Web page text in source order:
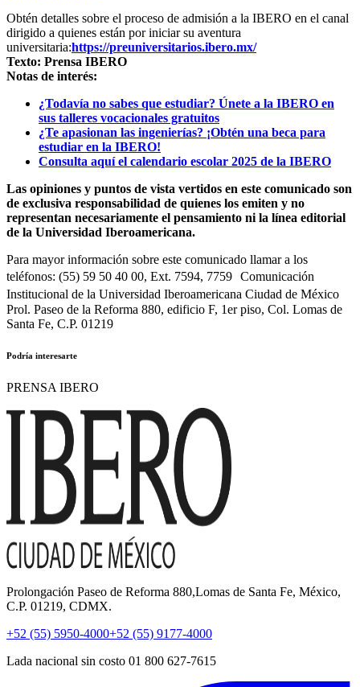
Obtén detalles sobre el proceso de admisión a la IBERO en el canal
dirigido a quienes están por iniciar su aventura
universitaria:https://preuniversitarios.ibero.mx/
Texto: Prensa IBERO
Notas de interés:
¿Todavía no sabes que estudiar? Únete a la IBERO en
sus talleres vocacionales gratuitos
¿Te apasionan las ingenierías? ¡Obtén una beca para
estudiar en la IBERO!
Consulta aquí el calendario escolar 2025 de la IBERO
Las opiniones y puntos de vista vertidos en este comunicado son
de exclusiva responsabilidad de quienes los emiten y no
representan necesariamente el pensamiento ni la línea editorial
de la Universidad Iberoamericana.
Para mayor información sobre este comunicado llamar a los
teléfonos: (55) 59 50 40 00, Ext. 7594, 7759 Comunicación
Institucional de la Universidad Iberoamericana Ciudad de México
Prol. Paseo de la Reforma 880, edificio F, 1er piso, Col. Lomas de
Santa Fe, C.P. 01219
Podría interesarte
PRENSA IBERO
Prolongación Paseo de Reforma 880,Lomas de Santa Fe, México,
C.P. 01219, CDMX.
+52 (55) 5950-4000+52 (55) 9177-4000
Lada nacional sin costo 01 800 627-7615